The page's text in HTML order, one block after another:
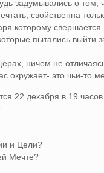
задумывались о том,
свойственна
которому
пытались выйти
ничем не
окружает- это чьи-то
22 декабря в 19
и Цели?
Мечте?